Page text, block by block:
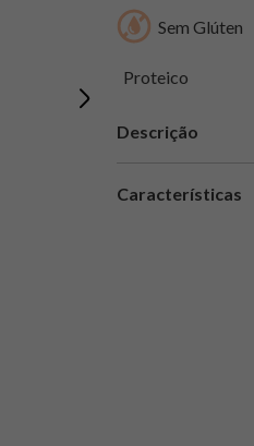
Sem Glúten
Proteico
Descrição
Características